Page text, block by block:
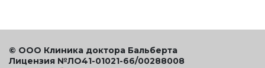
© ООО Клиника доктора Бальберта
Лицензия №ЛО41-01021-66/00288008